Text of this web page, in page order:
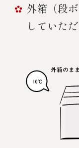
外箱（段
していた